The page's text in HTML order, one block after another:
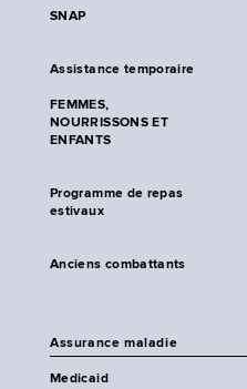
SNAP
Assistance temporaire
FEMMES,
NOURRISSONS ET
ENFANTS
Programme de repas
estivaux
Anciens combattants
Assurance maladie
Medicaid